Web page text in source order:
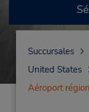
Succursales
United States
Aéroport